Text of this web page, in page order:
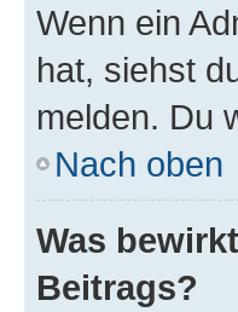
Wenn ein
hat, siehst
melden. Du
Nach oben
Was
Beitrags?